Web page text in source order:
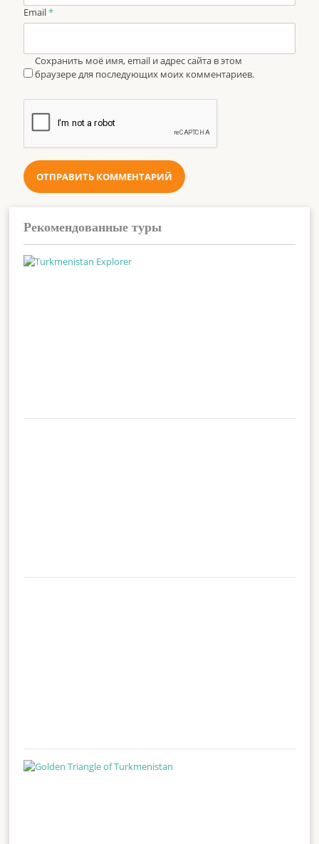
Email*
Сохранить моё имя, email и адрес сайта в этом
браузере для последующих моих комментариев.
Рекомендованные туры